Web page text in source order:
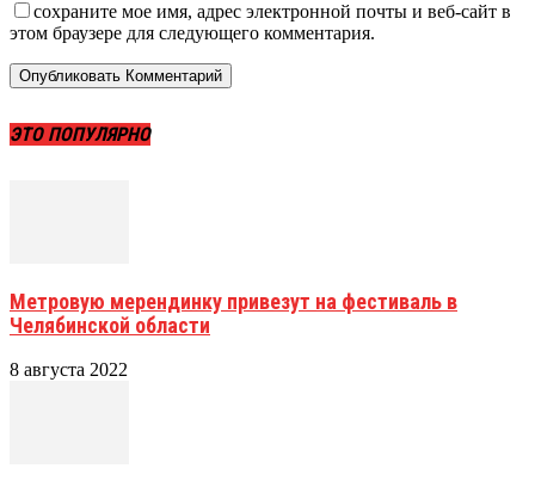
сохраните мое имя, адрес электронной почты и веб-сайт в
этом браузере для следующего комментария.
ЭТО ПОПУЛЯРНО
Метровую мерендинку привезут на фестиваль в
Челябинской области
8 августа 2022